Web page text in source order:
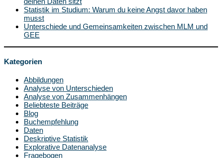
Statistik im Studium: Warum du keine Angst davor haben
musst
Unterschiede und Gemeinsamkeiten zwischen MLM und
GEE
Kategorien
Abbildungen
Analyse von Unterschieden
Analyse von Zusammenhängen
Beliebteste Beiträge
Blog
Buchempfehlung
Daten
Deskriptive Statistik
Explorative Datenanalyse
Fragebogen